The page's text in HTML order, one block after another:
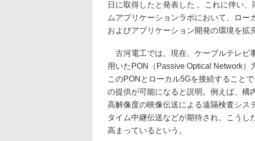
日に取得したと発表した 。これに伴い
ムアプリケーションラボにおいて、ロ
およびアプリケーション開発の環境を拡
古河電工では、現在、ケーブルテレビ
用いたPON（Passive Optical Network）
このPONとローカル5Gを接続すること
の提供が可能になると説明。例えば、構
高解像度の映像伝送による遠隔検査シス
タイム中継伝送などが期待され、こう
高まっているという。